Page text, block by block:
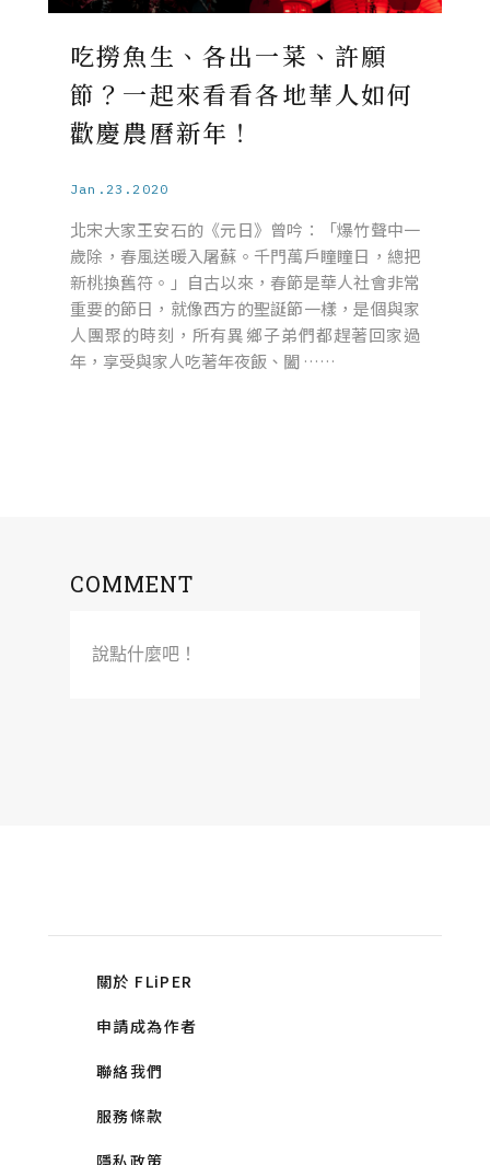
吃撈魚生、各出一菜、許願
節？一起來看看各地華人如何
歡慶農曆新年！
Jan.23.2020
北宋大家王安石的《元日》曾吟：「爆竹聲中一
歲除，春風送暖入屠蘇。千門萬戶瞳瞳日，總把
新桃換舊符。」自古以來，春節是華人社會非常
重要的節日，就像西方的聖誕節一樣，是個與家
人團聚的時刻，所有異鄉子弟們都趕著回家過
年，享受與家人吃著年夜飯、闔 ……
COMMENT
說點什麼吧！
關於 FLiPER
申請成為作者
聯絡我們
服務條款
隱私政策